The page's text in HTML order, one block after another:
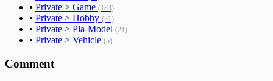
• Private > Game (183)
• Private > Hobby (31)
• Private > Pla-Model (21)
• Private > Vehicle (5)
Comment